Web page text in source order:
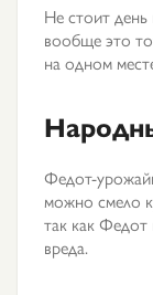
Не стоит
вообще это
на одном
Федот-
можно смело
так как
вреда.